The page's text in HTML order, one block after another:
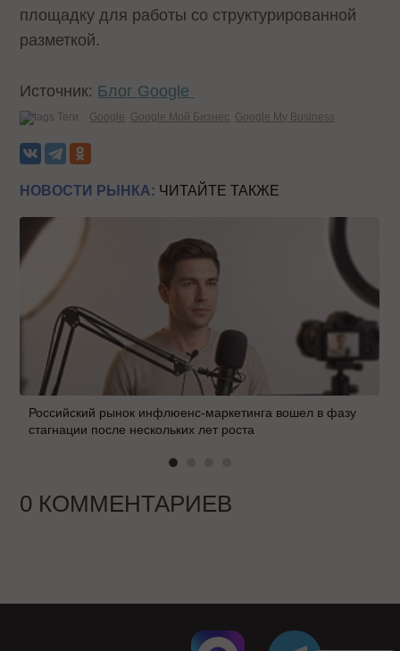
площадку для работы со структурированной
разметкой.
Источник: Блог Google
Теги: Google Google Мой Бизнес Google My Business
НОВОСТИ РЫНКА: ЧИТАЙТЕ ТАКЖЕ
Российский рынок инфлюенс-маркетинга вошел в фазу
стагнации после нескольких лет роста
0 КОММЕНТАРИЕВ